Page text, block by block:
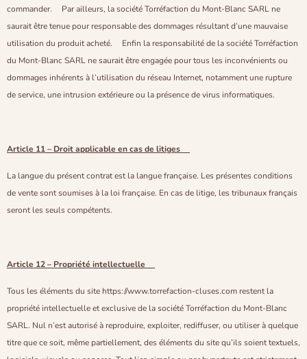
commander. Par ailleurs, la société Torréfaction du Mont-Blanc SARL ne
saurait être tenue pour responsable des dommages résultant d’une mauvaise
utilisation du produit acheté. Enfin la responsabilité de la société Torréfaction
du Mont-Blanc SARL ne saurait être engagée pour tous les inconvénients ou
dommages inhérents à l’utilisation du réseau Internet, notamment une rupture
de service, une intrusion extérieure ou la présence de virus informatiques.
Article 11 – Droit applicable en cas de litiges
La langue du présent contrat est la langue française. Les présentes conditions
de vente sont soumises à la loi française. En cas de litige, les tribunaux français
seront les seuls compétents.
Article 12 – Propriété intellectuelle
Tous les éléments du site https://www.torrefaction-cluses.com restent la
propriété intellectuelle et exclusive de la société Torréfaction du Mont-Blanc
SARL. Nul n’est autorisé à reproduire, exploiter, rediffuser, ou utiliser à quelque
titre que ce soit, même partiellement, des éléments du site qu’ils soient textuels,